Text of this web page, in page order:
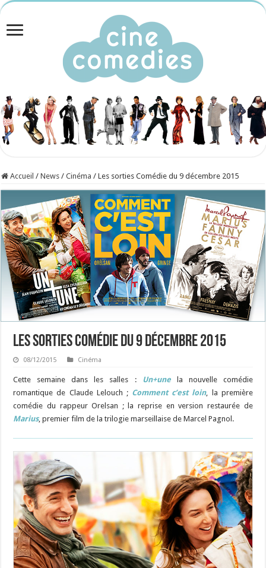
Accueil / News / Cinéma / Les sorties Comédie du 9 décembre 2015
Les sorties Comédie du 9 décembre 2015
08/12/2015 Cinéma
Cette semaine dans les salles : Un+unela nouvelle comédie
romantique de Claude Lelouch ; Comment c’est loin, la première
comédie du rappeur Orelsan ; la reprise en version restaurée de
Marius, premier film de la trilogie marseillaise de Marcel Pagnol.